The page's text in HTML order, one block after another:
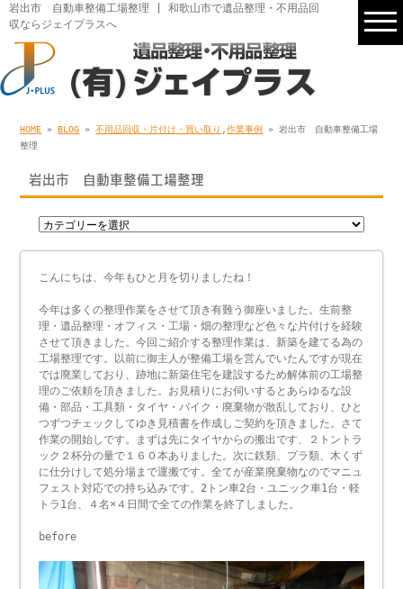
岩出市 自動車整備工場整理 | 和歌山市で遺品整理・不用品回
収ならジェイプラスへ
HOME »BLOG »不用品回収・片付け・買い取り ,作業事例
» 岩出市 自動車整備工場
整理
岩出市 自動車整備工場整理
こんにちは、今年もひと月を切りましたね！
今年は多くの整理作業をさせて頂き有難う御座いました。生前整
理・遺品整理・オフィス・工場・畑の整理など色々な片付けを経験
させて頂きました。今回ご紹介する整理作業は、新築を建てる為の
工場整理です。以前に御主人が整備工場を営んでいたんですが現在
では廃業しており、跡地に新築住宅を建設するため解体前の工場整
理のご依頼を頂きました。お見積りにお伺いするとあらゆるな設
備・部品・工具類・タイヤ・バイク・廃棄物が散乱しており、ひと
つずつチェックしてゆき見積書を作成しご契約を頂きました。さて
作業の開始しです。まずは先にタイヤからの搬出です、２トントラ
ック２杯分の量で１６０本ありました。次に鉄類、プラ類、木くず
に仕分けして処分場まで運搬です。全てが産業廃棄物なのでマニュ
フェスト対応での持ち込みです。2トン車2台・ユニック車1台・軽
トラ1台、４名×４日間で全ての作業を終了しました。
before